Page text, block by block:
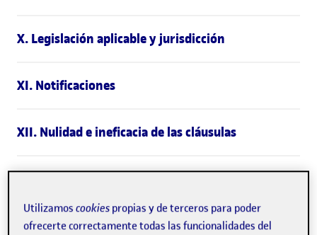
X. Legislación aplicable y jurisdicción
XI. Notificaciones
XII. Nulidad e ineficacia de las cláusulas
de las Condiciones generales
Utilizamoscookies propias y de terceros para poder
ofrecerte correctamente todas las funcionalidades del